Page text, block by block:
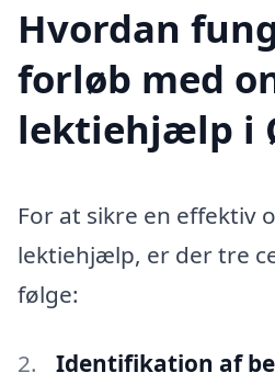
Hvordan
forløb med
lektiehjælp i
For at sikre en effektiv
lektiehjælp, er der tre
følge:
Identifikation af